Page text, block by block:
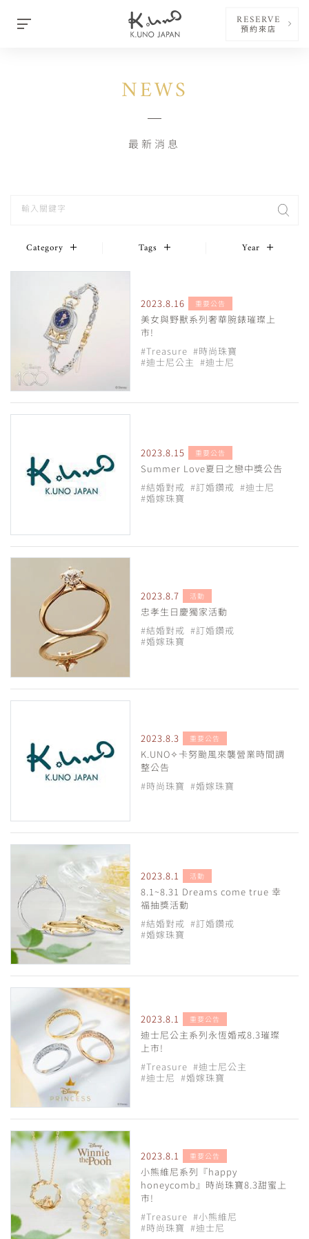
RESERVE
預約來店
NEWS
最新消息
Category Tags Year
2023.8.16 重要公告
美女與野獸系列奢華腕錶璀璨上
市!
#Treasure #時尚珠寶
#迪士尼公主 #迪士尼
2023.8.15 重要公告
Summer Love夏日之戀中獎公告
#結婚對戒 #訂婚鑽戒 #迪士尼
#婚嫁珠寶
2023.8.7 活動
忠孝生日慶獨家活動
#結婚對戒 #訂婚鑽戒
#婚嫁珠寶
2023.8.3 重要公告
K.UNO✧卡努颱風來襲營業時間調
整公告
#時尚珠寶 #婚嫁珠寶
2023.8.1 活動
8.1~8.31 Dreams come true 幸
福抽獎活動
#結婚對戒 #訂婚鑽戒
#婚嫁珠寶
2023.8.1 重要公告
迪士尼公主系列永恆婚戒8.3璀璨
上市!
#Treasure #迪士尼公主
#迪士尼 #婚嫁珠寶
2023.8.1 重要公告
小熊維尼系列『happy
honeycomb』時尚珠寶8.3甜蜜上
市!
#Treasure #小熊維尼
#時尚珠寶 #迪士尼